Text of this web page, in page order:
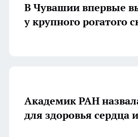
В Чувашии впервые
у крупного рогатого
Академик РАН
для здоровья сердца